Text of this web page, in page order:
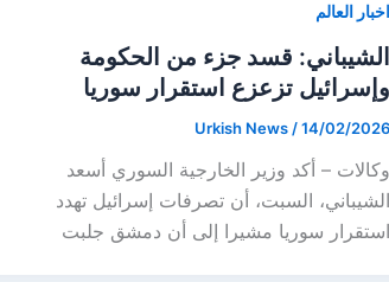
اخبار العالم
الشيباني: قسد جزء من الحكومة
وإسرائيل تزعزع استقرار سوريا
Urkish News /14/02/2026
وكالات – أكد وزير الخارجية السوري أسعد
الشيباني، السبت، أن تصرفات إسرائيل تهدد
استقرار سوريا مشيرا إلى أن دمشق جلبت